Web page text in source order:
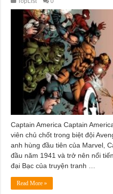
Captain America Captain
viên chủ chốt trong biệt đội
anh hùng đầu tiên của Marvel,
đầu năm 1941 và trở nên nổi
đại Bạc của truyện tranh …
Read More »